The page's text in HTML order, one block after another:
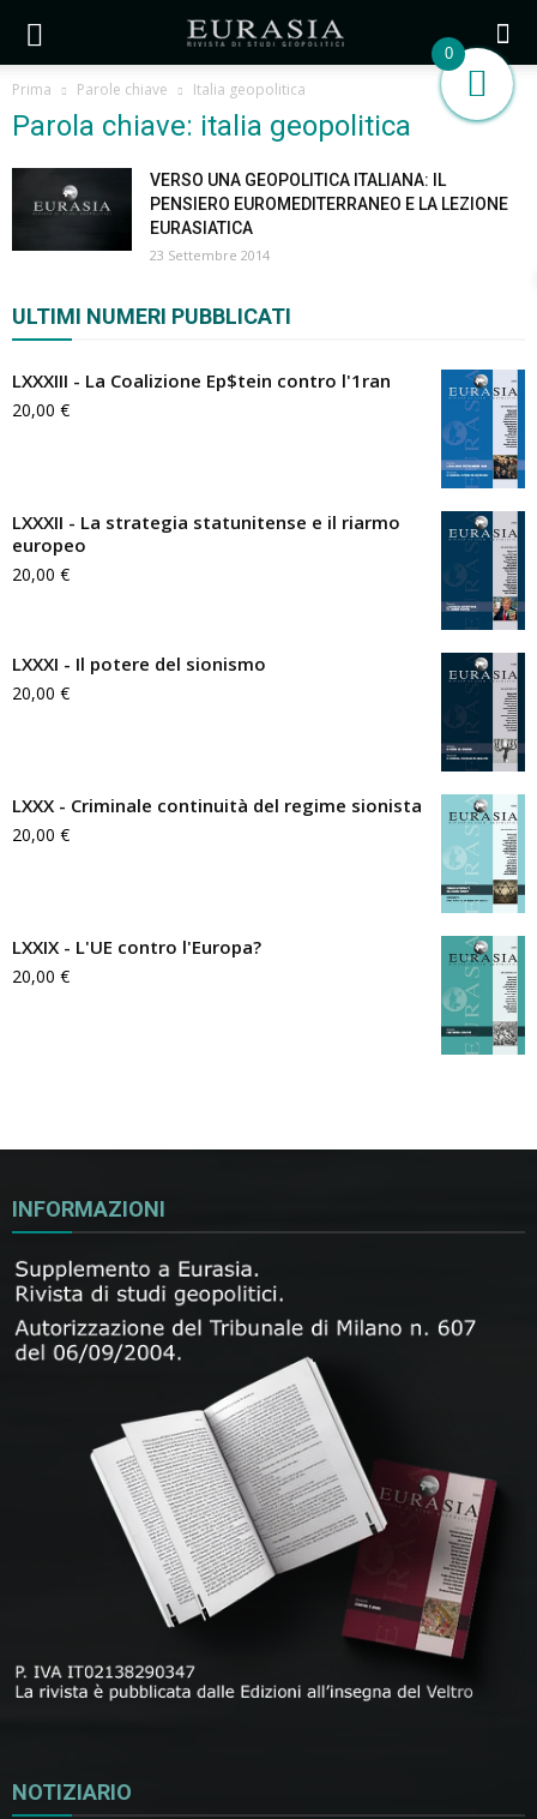
Prima Parole chiave Italia geopolitica
Parola chiave: italia geopolitica
VERSO UNA GEOPOLITICA ITALIANA: IL
PENSIERO EUROMEDITERRANEO E LA LEZIONE
EURASIATICA
23 Settembre 2014
ULTIMI NUMERI PUBBLICATI
LXXXIII - La Coalizione Ep$tein contro l'1ran
20,00 €
LXXXII - La strategia statunitense e il riarmo
europeo
20,00 €
LXXXI - Il potere del sionismo
20,00 €
LXXX - Criminale continuità del regime sionista
20,00 €
LXXIX - L'UE contro l'Europa?
20,00 €
INFORMAZIONI
NOTIZIARIO
0